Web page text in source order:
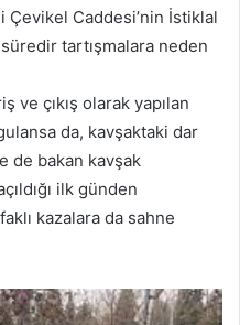
Çevikel Caddesi’nin İstiklal
süredir tartışmalara neden
ve çıkış olarak yapılan
da, kavşaktaki dar
de bakan kavşak
ilk günden
kazalara da sahne